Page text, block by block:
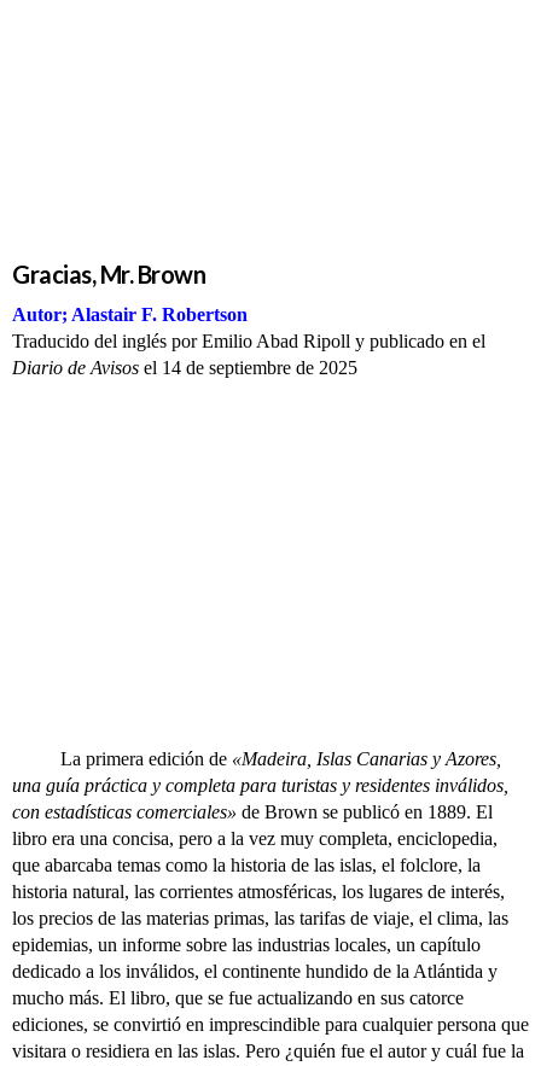
Gracias, Mr. Brown
Autor; Alastair F. Robertson
Traducido del inglés por Emilio Abad Ripoll y publicado en el
Diario de Avisos el 14 de septiembre de 2025
La primera edición de «Madeira, Islas Canarias y Azores,
una guía práctica y completa para turistas y residentes inválidos,
con estadísticas comerciales» de Brown se publicó en 1889. El
libro era una concisa, pero a la vez muy completa, enciclopedia,
que abarcaba temas como la historia de las islas, el folclore, la
historia natural, las corrientes atmosféricas, los lugares de interés,
los precios de las materias primas, las tarifas de viaje, el clima, las
epidemias, un informe sobre las industrias locales, un capítulo
dedicado a los inválidos, el continente hundido de la Atlántida y
mucho más. El libro, que se fue actualizando en sus catorce
ediciones, se convirtió en imprescindible para cualquier persona que
visitara o residiera en las islas. Pero ¿quién fue el autor y cuál fue la